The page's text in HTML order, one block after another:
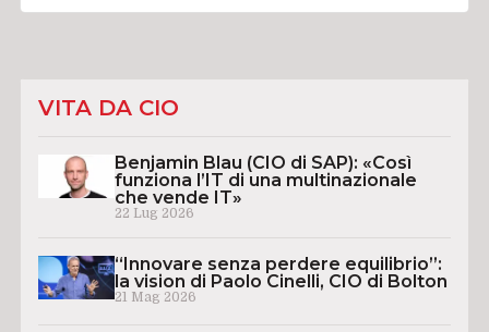
VITA DA CIO
Benjamin Blau (CIO di SAP): «Così
funziona l’IT di una multinazionale
che vende IT»
22 Lug 2026
“Innovare senza perdere equilibrio”:
la vision di Paolo Cinelli, CIO di Bolton
21 Mag 2026